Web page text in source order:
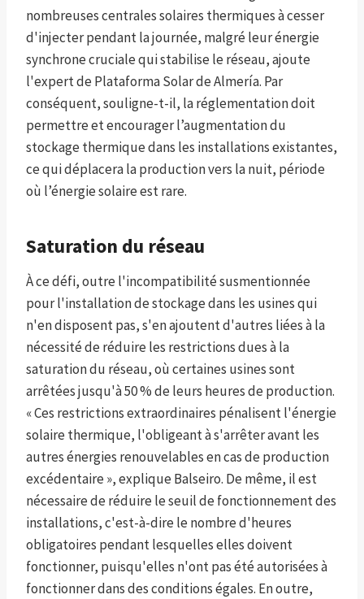
nombreuses centrales solaires thermiques à cesser
d'injecter pendant la journée, malgré leur énergie
synchrone cruciale qui stabilise le réseau, ajoute
l'expert de Plataforma Solar de Almería. Par
conséquent, souligne-t-il, la réglementation doit
permettre et encourager l’augmentation du
stockage thermique dans les installations existantes,
ce qui déplacera la production vers la nuit, période
où l’énergie solaire est rare.
Saturation du réseau
À ce défi, outre l'incompatibilité susmentionnée
pour l'installation de stockage dans les usines qui
n'en disposent pas, s'en ajoutent d'autres liées à la
nécessité de réduire les restrictions dues à la
saturation du réseau, où certaines usines sont
arrêtées jusqu'à 50 % de leurs heures de production.
« Ces restrictions extraordinaires pénalisent l'énergie
solaire thermique, l'obligeant à s'arrêter avant les
autres énergies renouvelables en cas de production
excédentaire », explique Balseiro. De même, il est
nécessaire de réduire le seuil de fonctionnement des
installations, c'est-à-dire le nombre d'heures
obligatoires pendant lesquelles elles doivent
fonctionner, puisqu'elles n'ont pas été autorisées à
fonctionner dans des conditions égales. En outre,